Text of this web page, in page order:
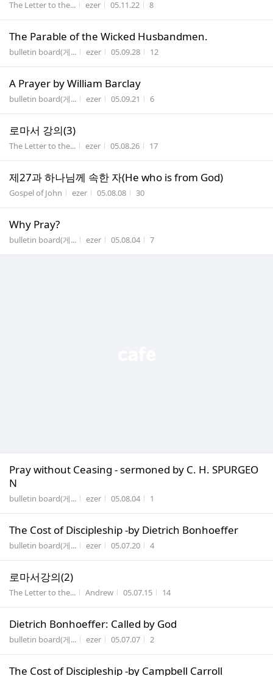
게시판명
The Letter to the... 작성자
ezer 작성시간
05.11.22 조회수
8
The Parable of the Wicked Husbandmen.
게시판명
bulletin board(게... 작성자
ezer 작성시간
05.09.28 조회수
12
A Prayer by William Barclay
게시판명
bulletin board(게... 작성자
ezer 작성시간
05.09.21 조회수
6
로마서 강의(3)
게시판명
The Letter to the... 작성자
ezer 작성시간
05.08.26 조회수
17
제27과 하나님께 속한 자(He who is from God)
게시판명
Gospel of John 작성자
ezer 작성시간
05.08.08 조회수
30
Why Pray?
게시판명
bulletin board(게... 작성자
ezer 작성시간
05.08.04 조회수
7
Pray without Ceasing - sermoned by C. H. SPURGEO
N
게시판명
bulletin board(게... 작성자
ezer 작성시간
05.08.04 조회수
1
The Cost of Discipleship -by Dietrich Bonhoeffer
게시판명
bulletin board(게... 작성자
ezer 작성시간
05.07.20 조회수
4
로마서강의(2)
게시판명
The Letter to the... 작성자
Andrew 작성시간
05.07.15 조회수
14
Dietrich Bonhoeffer: Called by God
게시판명
bulletin board(게... 작성자
ezer 작성시간
05.07.07 조회수
2
The Cost of Discipleship -by Campbell Carroll